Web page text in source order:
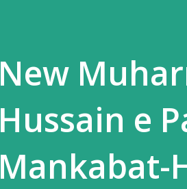
New
Hussain e
Mankabat-